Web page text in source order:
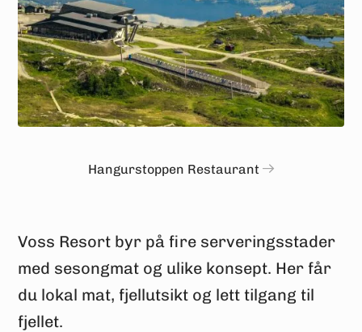
Hangurstoppen Restaurant
Voss Resort byr på fire serveringsstader
med sesongmat og ulike konsept. Her får
du lokal mat, fjellutsikt og lett tilgang til
fjellet.